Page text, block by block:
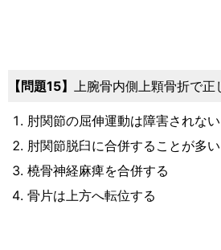
問題15 上腕骨内側上顆骨折で正
肘関節の屈伸運動は障害されない
肘関節脱臼に合併することが多
橈骨神経麻痺を合併する
骨片は上方へ転位する